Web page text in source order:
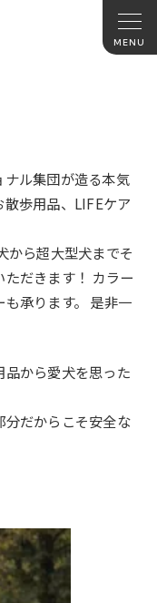
ル集団が造る本気
歩用品、LIFEケア
から超大型犬までそ
だきます！ カラー
承ります。 是非一
から愛犬を思った
分だからこそ安全な